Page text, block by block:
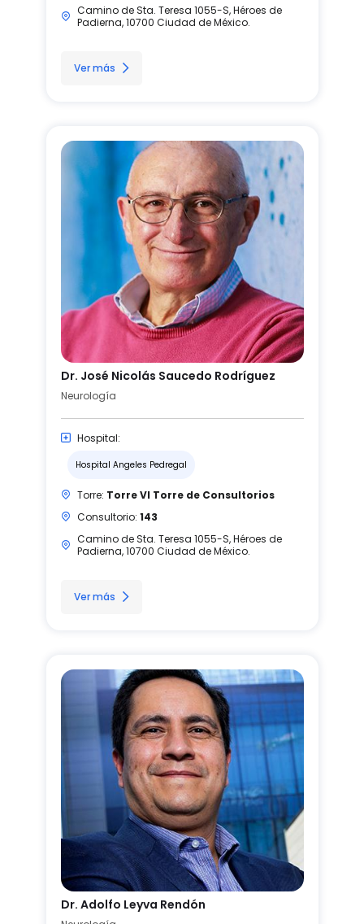
Camino de Sta. Teresa 1055-S, Héroes de
Padierna, 10700 Ciudad de México.
Ver más
Dr. José Nicolás Saucedo Rodríguez
Neurología
Hospital:
Hospital Angeles Pedregal
Torre: Torre VI Torre de Consultorios
Consultorio: 143
Camino de Sta. Teresa 1055-S, Héroes de
Padierna, 10700 Ciudad de México.
Ver más
Dr. Adolfo Leyva Rendón